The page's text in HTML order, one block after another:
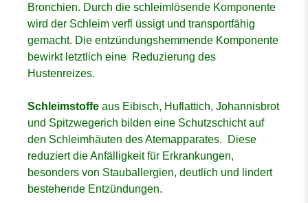
Bronchien. Durch die schleimlösende Komponente
wird der Schleim verfl üssigt und transportfähig
gemacht. Die entzündungshemmende Komponente
bewirkt letztlich eine Reduzierung des
Hustenreizes.
Schleimstoffe aus Eibisch, Huflattich, Johannisbrot
und Spitzwegerich bilden eine Schutzschicht auf
den Schleimhäuten des Atemapparates. Diese
reduziert die Anfälligkeit für Erkrankungen,
besonders von Stauballergien, deutlich und lindert
bestehende Entzündungen.